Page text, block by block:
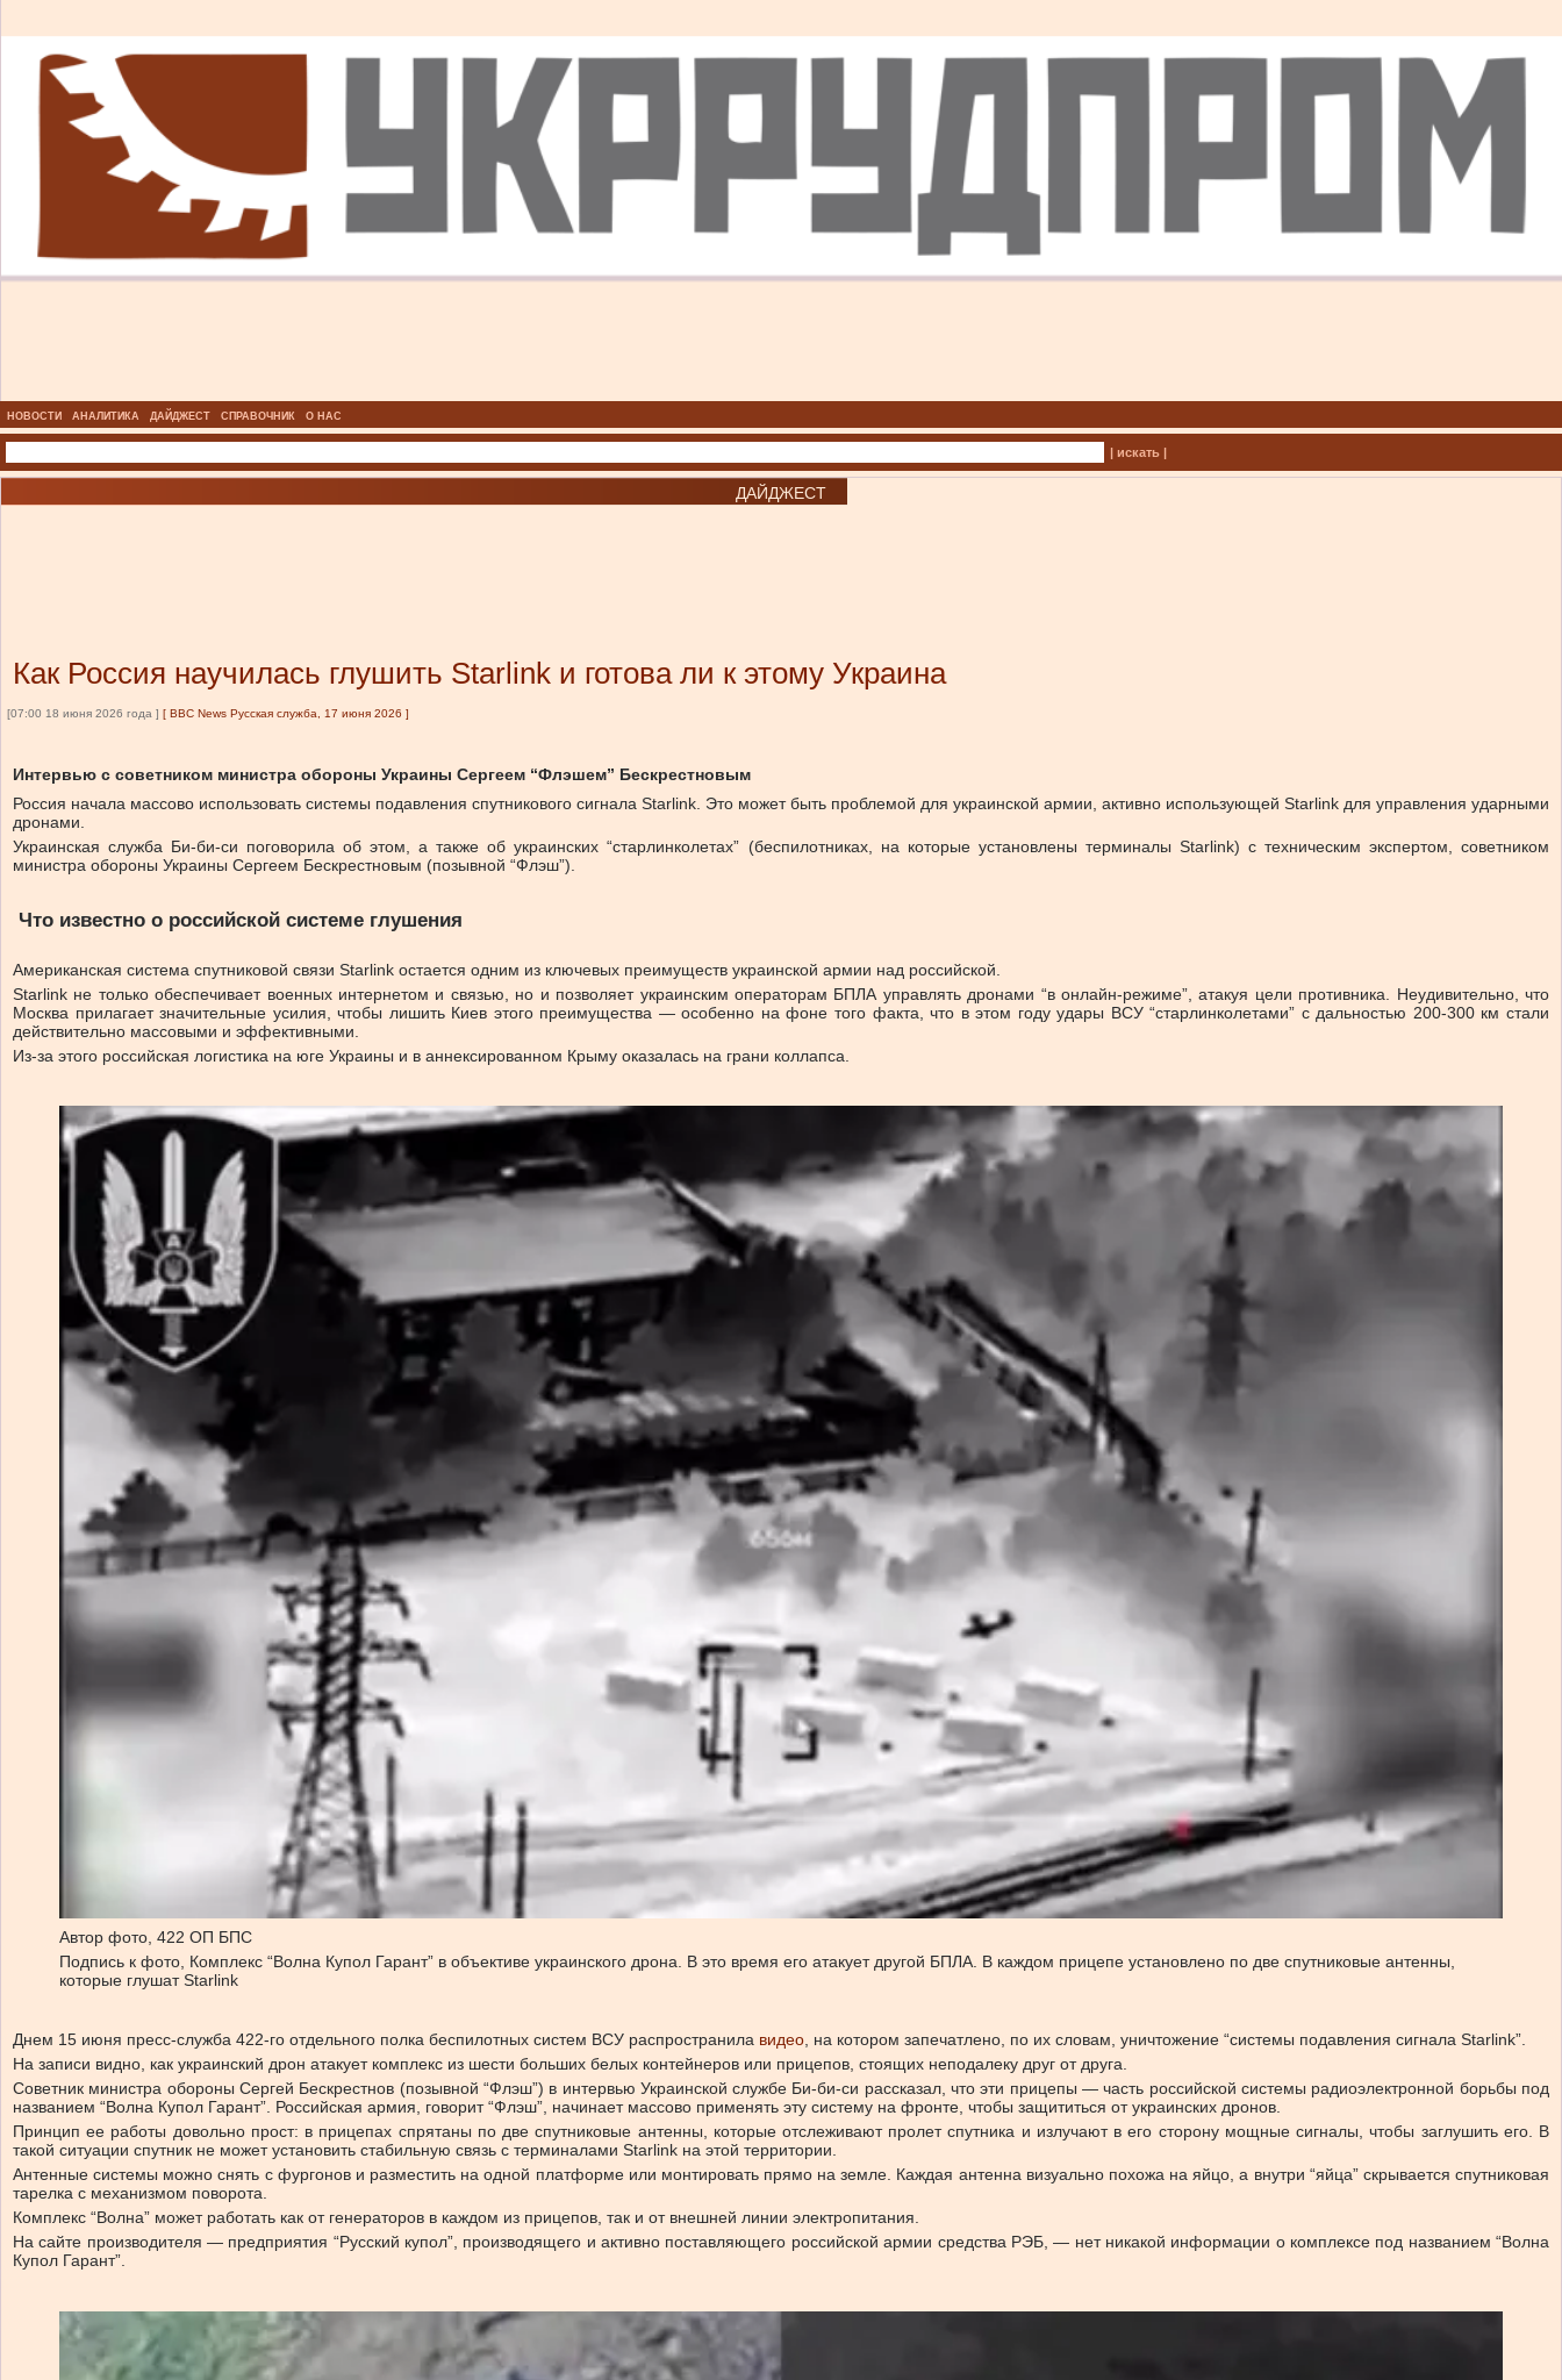
НОВОСТИ АНАЛИТИКА ДАЙДЖЕСТ СПРАВОЧНИК О НАС
| искать |
ДАЙДЖЕСТ
Как Россия научилась глушить Starlink и готова ли к этому Украина
[07:00 18 июня 2026 года ] [ BBC News Русская служба, 17 июня 2026 ]
Интервью с советником министра обороны Украины Сергеем “Флэшем” Бескрестновым
Россия начала массово использовать системы подавления спутникового сигнала Starlink. Это может быть проблемой для украинской армии, активно использующей Starlink для управления ударными
дронами.
Украинская служба Би-би-си поговорила об этом, а также об украинских “старлинколетах” (беспилотниках, на которые установлены терминалы Starlink) с техническим экспертом, советником
министра обороны Украины Сергеем Бескрестновым (позывной “Флэш”).
Что известно о российской системе глушения
Американская система спутниковой связи Starlink остается одним из ключевых преимуществ украинской армии над российской.
Starlink не только обеспечивает военных интернетом и связью, но и позволяет украинским операторам БПЛА управлять дронами “в онлайн-режиме”, атакуя цели противника. Неудивительно, что
Москва прилагает значительные усилия, чтобы лишить Киев этого преимущества — особенно на фоне того факта, что в этом году удары ВСУ “старлинколетами” с дальностью 200-300 км стали
действительно массовыми и эффективными.
Из-за этого российская логистика на юге Украины и в аннексированном Крыму оказалась на грани коллапса.
Автор фото, 422 ОП БПС
Подпись к фото, Комплекс “Волна Купол Гарант” в объективе украинского дрона. В это время его атакует другой БПЛА. В каждом прицепе установлено по две спутниковые антенны,
которые глушат Starlink
Днем 15 июня пресс-служба 422-го отдельного полка беспилотных систем ВСУ распространила видео, на котором запечатлено, по их словам, уничтожение “системы подавления сигнала Starlink”.
На записи видно, как украинский дрон атакует комплекс из шести больших белых контейнеров или прицепов, стоящих неподалеку друг от друга.
Советник министра обороны Сергей Бескрестнов (позывной “Флэш”) в интервью Украинской службе Би-би-си рассказал, что эти прицепы — часть российской системы радиоэлектронной борьбы под
названием “Волна Купол Гарант”. Российская армия, говорит “Флэш”, начинает массово применять эту систему на фронте, чтобы защититься от украинских дронов.
Принцип ее работы довольно прост: в прицепах спрятаны по две спутниковые антенны, которые отслеживают пролет спутника и излучают в его сторону мощные сигналы, чтобы заглушить его. В
такой ситуации спутник не может установить стабильную связь с терминалами Starlink на этой территории.
Антенные системы можно снять с фургонов и разместить на одной платформе или монтировать прямо на земле. Каждая антенна визуально похожа на яйцо, а внутри “яйца” скрывается спутниковая
тарелка с механизмом поворота.
Комплекс “Волна” может работать как от генераторов в каждом из прицепов, так и от внешней линии электропитания.
На сайте производителя — предприятия “Русский купол”, производящего и активно поставляющего российской армии средства РЭБ, — нет никакой информации о комплексе под названием “Волна
Купол Гарант”.